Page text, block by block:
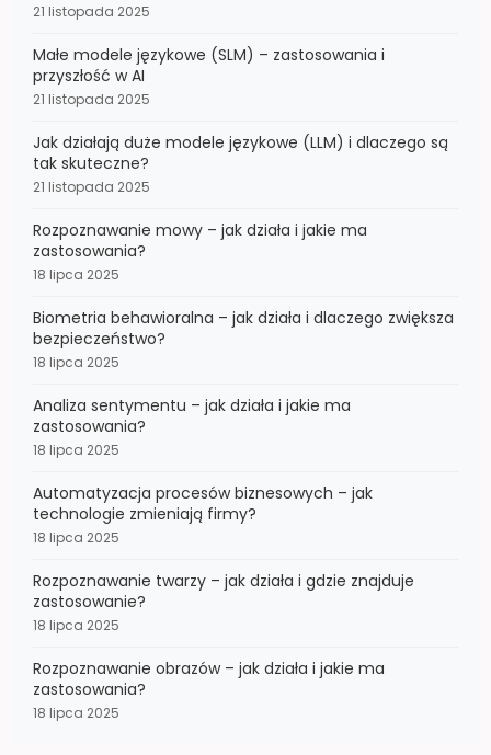
21 listopada 2025
Małe modele językowe (SLM) – zastosowania i
przyszłość w AI
21 listopada 2025
Jak działają duże modele językowe (LLM) i dlaczego są
tak skuteczne?
21 listopada 2025
Rozpoznawanie mowy – jak działa i jakie ma
zastosowania?
18 lipca 2025
Biometria behawioralna – jak działa i dlaczego zwiększa
bezpieczeństwo?
18 lipca 2025
Analiza sentymentu – jak działa i jakie ma
zastosowania?
18 lipca 2025
Automatyzacja procesów biznesowych – jak
technologie zmieniają firmy?
18 lipca 2025
Rozpoznawanie twarzy – jak działa i gdzie znajduje
zastosowanie?
18 lipca 2025
Rozpoznawanie obrazów – jak działa i jakie ma
zastosowania?
18 lipca 2025